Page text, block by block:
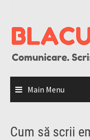
content
Main Menu
Cum să scrii